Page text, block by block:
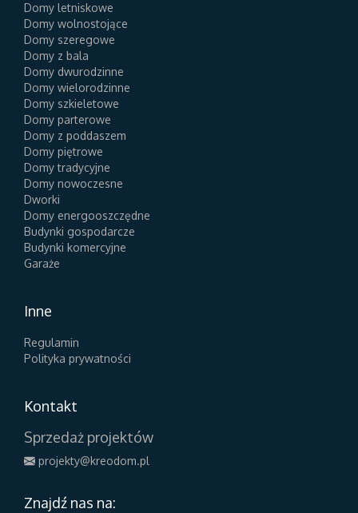
Domy letniskowe
Domy wolnostojące
Domy szeregowe
Domy z bala
Domy dwurodzinne
Domy wielorodzinne
Domy szkieletowe
Domy parterowe
Domy z poddaszem
Domy piętrowe
Domy tradycyjne
Domy nowoczesne
Dworki
Domy energooszczędne
Budynki gospodarcze
Budynki komercyjne
Garaże
Inne
Regulamin
Polityka prywatności
Kontakt
Sprzedaż projektów
projekty@kreodom.pl
Znajdź nas na: